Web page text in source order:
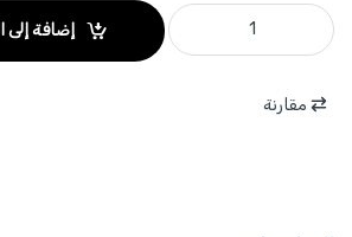
WSF2505 - فارة نجار نمرة 5 مع شفرة عدد 2 صناعي ماركة WADFOW quantity
إضافة إلى
مقارنة